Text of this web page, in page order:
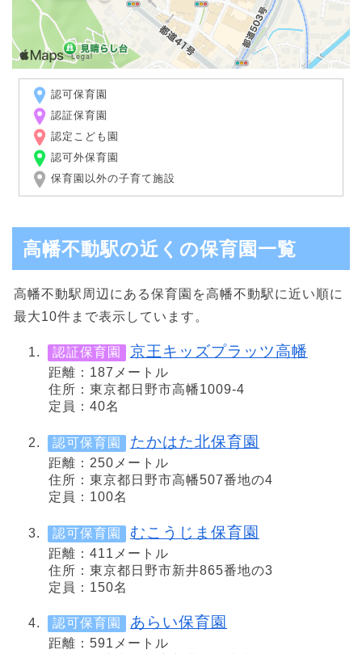
認可保育園
認証保育園
認定こども園
認可外保育園
保育園以外の子育て施設
高幡不動駅の近くの保育園一覧
高幡不動駅周辺にある保育園を高幡不動駅に近い順に
最大10件まで表示しています。
認証保育園 京王キッズプラッツ高幡
距離：187メートル
住所：東京都日野市高幡1009-4
定員：40名
認可保育園 たかはた北保育園
距離：250メートル
住所：東京都日野市高幡507番地の4
定員：100名
認可保育園 むこうじま保育園
距離：411メートル
住所：東京都日野市新井865番地の3
定員：150名
認可保育園 あらい保育園
距離：591メートル